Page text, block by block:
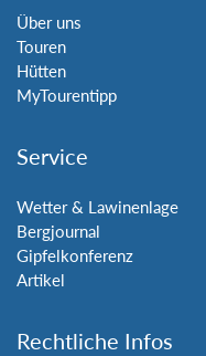
Über uns
Touren
Hütten
MyTourentipp
Service
Wetter & Lawinenlage
Bergjournal
Gipfelkonferenz
Artikel
Rechtliche Infos